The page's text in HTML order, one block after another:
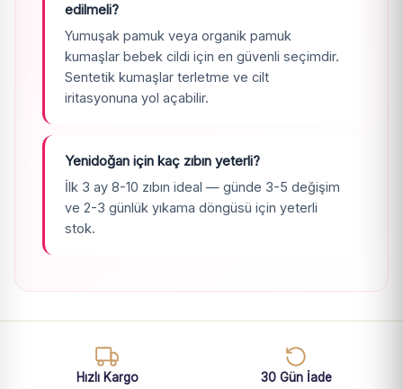
edilmeli?
Yumuşak pamuk veya organik pamuk
kumaşlar bebek cildi için en güvenli seçimdir.
Sentetik kumaşlar terletme ve cilt
iritasyonuna yol açabilir.
Yenidoğan için kaç zıbın yeterli?
İlk 3 ay 8-10 zıbın ideal — günde 3-5 değişim
ve 2-3 günlük yıkama döngüsü için yeterli
stok.
Hızlı Kargo 30 Gün İade